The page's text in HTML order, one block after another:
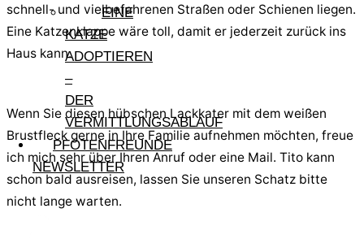
EINE
KATZE
ADOPTIEREN
–
DER
VERMITTLUNGSABLAUF
PFOTENFREUNDE
NEWSLETTER
schnell- und vielbefahrenen Straßen oder Schienen liegen.
Eine Katzenklappe wäre toll, damit er jederzeit zurück ins
Haus kann.
Wenn Sie diesen hübschen Lackkater mit dem weißen
Brustfleck gerne in Ihre Familie aufnehmen möchten, freue
ich mich sehr über Ihren Anruf oder eine Mail. Tito kann
schon bald ausreisen, lassen Sie unseren Schatz bitte
nicht lange warten.